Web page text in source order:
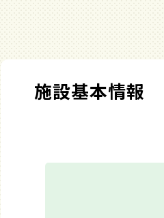
施設基本情報